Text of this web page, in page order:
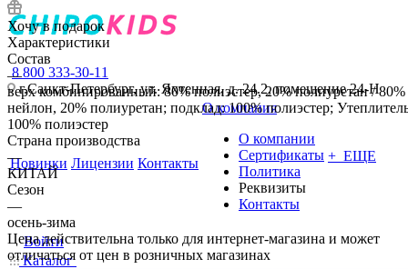
8 800 333-30-11
г.Санкт-Петербург, ул. Яхтенная, д. 24.2, помещение 24-Н
Новинки Лицензии Контакты
О компания
О компании
Сертификаты
Политика
Реквизиты
Контакты
+ ЕЩЕ
Войти
Каталог
Хочу в подарок
Характеристики
Состав
—
верх комбинированный: 80% полиэстер, 20% полиуретан / 80%
нейлон, 20% полиуретан; подклад: 100% полиэстер;
100% полиэстер
Страна производства
—
КИТАЙ
Сезон
—
осень-зима
Цена действительна только для интернет-магазина и может
отличаться от цен в розничных магазинах